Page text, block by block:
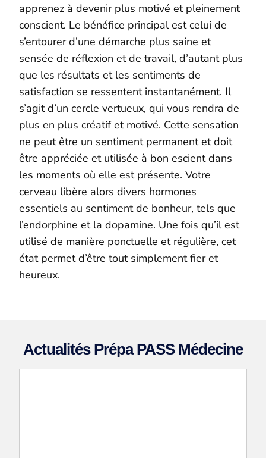
apprenez à devenir plus motivé et pleinement
conscient. Le bénéfice principal est celui de
s’entourer d’une démarche plus saine et
sensée de réflexion et de travail, d’autant plus
que les résultats et les sentiments de
satisfaction se ressentent instantanément. Il
s’agit d’un cercle vertueux, qui vous rendra de
plus en plus créatif et motivé. Cette sensation
ne peut être un sentiment permanent et doit
être appréciée et utilisée à bon escient dans
les moments où elle est présente. Votre
cerveau libère alors divers hormones
essentiels au sentiment de bonheur, tels que
l’endorphine et la dopamine. Une fois qu’il est
utilisé de manière ponctuelle et régulière, cet
état permet d’être tout simplement fier et
heureux.
Actualités Prépa PASS Médecine